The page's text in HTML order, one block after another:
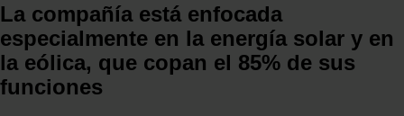
La compañía está enfocada
especialmente en la energía solar y en
la eólica, que copan el 85% de sus
funciones